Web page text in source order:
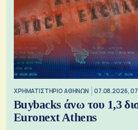
XΡΗΜΑΤΙΣΤΗΡΙΟ ΑΘΗΝΩΝ 07.08.2026,
Buybacks άνω του 1,3
Euronext Athens